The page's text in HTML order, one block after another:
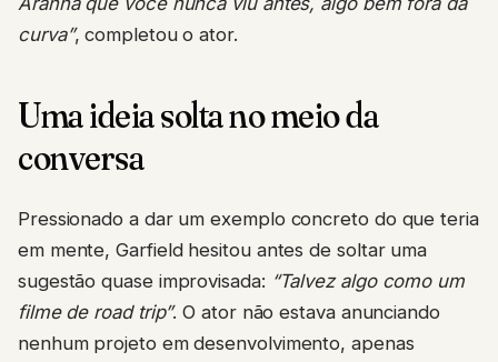
curva”, completou o ator.
Uma ideia solta no meio da
conversa
Pressionado a dar um exemplo concreto do que teria
em mente, Garfield hesitou antes de soltar uma
sugestão quase improvisada: “Talvez algo como um
filme de road trip”. O ator não estava anunciando
nenhum projeto em desenvolvimento, apenas